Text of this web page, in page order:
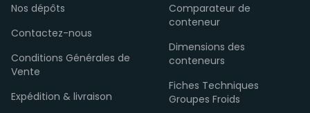
Nos dépôts
Contactez-nous
Conditions Générales de
Vente
Expédition & livraison
Comparateur de
conteneur
Dimensions des
conteneurs
Fiches Techniques
Groupes Froids